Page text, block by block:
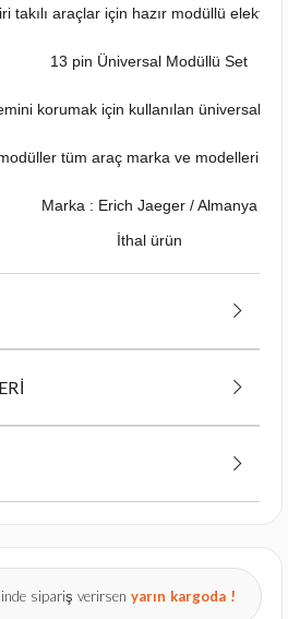
takılı araçlar için hazır modüllü elektrik
13 pin Üniversal Modüllü Set
korumak için kullanılan üniversal
tüm araç marka ve modellerinde
Marka : Erich Jaeger / Almanya
İthal ürün
sipariş verirsen yarın kargoda !